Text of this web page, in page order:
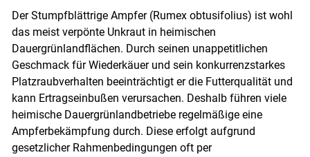
Der Stumpfblättrige Ampfer (Rumex obtusifolius) ist wohl
das meist verpönte Unkraut in heimischen
Dauergrünlandflächen. Durch seinen unappetitlichen
Geschmack für Wiederkäuer und sein konkurrenzstarkes
Platzraubverhalten beeinträchtigt er die Futterqualität und
kann Ertragseinbußen verursachen. Deshalb führen viele
heimische Dauergrünlandbetriebe regelmäßige eine
Ampferbekämpfung durch. Diese erfolgt aufgrund
gesetzlicher Rahmenbedingungen oft per